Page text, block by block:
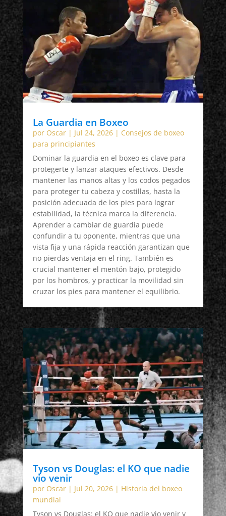
La Guardia en Boxeo
por Oscar| Jul 24, 2026| Consejos de boxeo
para principiantes
Dominar la guardia en el boxeo es clave para
protegerte y lanzar ataques efectivos. Desde
mantener las manos altas y los codos pegados
para proteger tu cabeza y costillas, hasta la
posición adecuada de los pies para lograr
estabilidad, la técnica marca la diferencia.
Aprender a cambiar de guardia puede
confundir a tu oponente, mientras que una
vista fija y una rápida reacción garantizan que
no pierdas ventaja en el ring. También es
crucial mantener el mentón bajo, protegido
por los hombros, y practicar la movilidad sin
cruzar los pies para mantener el equilibrio.
Tyson vs Douglas: el KO que nadie
vio venir
por Oscar| Jul 20, 2026| Historia del boxeo
mundial
Tyson vs Douglas: el KO que nadie vio venir y